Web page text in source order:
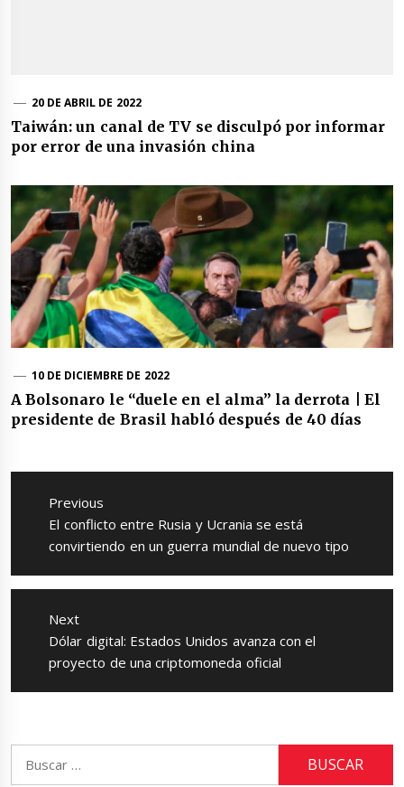
20 DE ABRIL DE 2022
Taiwán: un canal de TV se disculpó por informar
por error de una invasión china
10 DE DICIEMBRE DE 2022
A Bolsonaro le “duele en el alma” la derrota | El
presidente de Brasil habló después de 40 días
Navegación
entradas
Previous
Previous
post:
El conflicto entre Rusia y Ucrania se está
convirtiendo en un guerra mundial de nuevo tipo
Next
Next
post:
Dólar digital: Estados Unidos avanza con el
proyecto de una criptomoneda oficial